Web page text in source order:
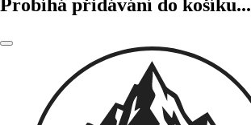
Probíhá přidávání do košíku...